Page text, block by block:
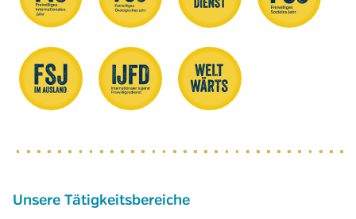
Unsere Tätigkeitsbereiche